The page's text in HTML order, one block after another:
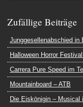
Zufällige Beiträge
Junggesellenabschied in
Halloween Horror
Carrera Pure Speed im
Mountainboard – ATB
Die Eiskönigin – Musical